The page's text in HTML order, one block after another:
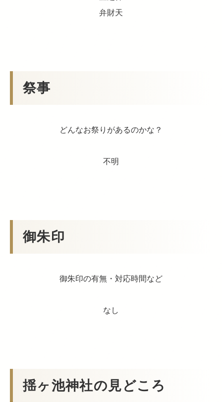
弁財天
祭事
どんなお祭りがあるのかな？
不明
御朱印
御朱印の有無・対応時間など
なし
揺ヶ池神社の見どころ